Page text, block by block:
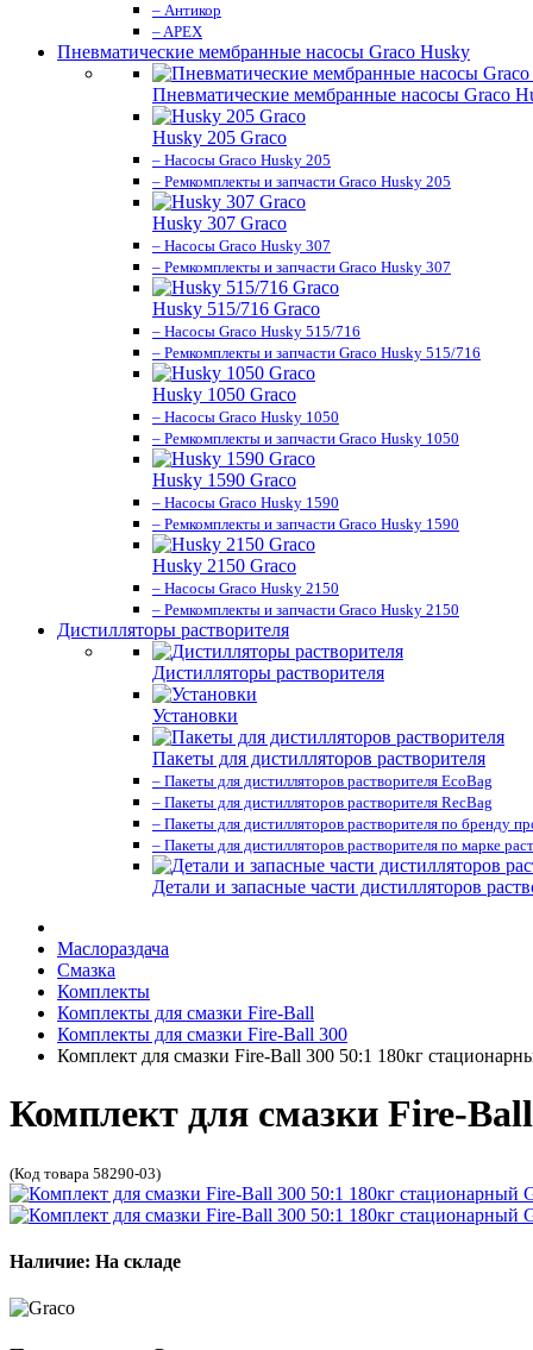
– Антикор
– APEX
Пневматические мембранные насосы Graco Husky
Пневматические мембранные насосы Graco
Husky 205 Graco
– Насосы Graco Husky 205
– Ремкомплекты и запчасти Graco Husky 205
Husky 307 Graco
– Насосы Graco Husky 307
– Ремкомплекты и запчасти Graco Husky 307
Husky 515/716 Graco
– Насосы Graco Husky 515/716
– Ремкомплекты и запчасти Graco Husky 515/716
Husky 1050 Graco
– Насосы Graco Husky 1050
– Ремкомплекты и запчасти Graco Husky 1050
Husky 1590 Graco
– Насосы Graco Husky 1590
– Ремкомплекты и запчасти Graco Husky 1590
Husky 2150 Graco
– Насосы Graco Husky 2150
– Ремкомплекты и запчасти Graco Husky 2150
Дистилляторы растворителя
Дистилляторы растворителя
Установки
Пакеты для дистилляторов растворителя
– Пакеты для дистилляторов растворителя EcoBag
– Пакеты для дистилляторов растворителя RecBag
– Пакеты для дистилляторов растворителя по бренду
– Пакеты для дистилляторов растворителя по марке
Детали и запасные части дистилляторов
Маслораздача
Смазка
Комплекты
Комплекты для смазки Fire-Ball
Комплекты для смазки Fire-Ball 300
Комплект для смазки Fire-Ball 300 50:1 180кг
Комплект для смазки Fire-
(Код товара 58290-03)
Наличие: На складе